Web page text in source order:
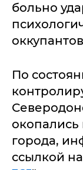
больно
По
окопались
города,
ссылкой